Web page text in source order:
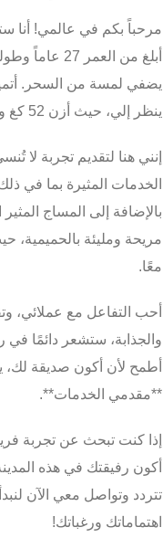
مرحباً بكم في عالمي! أنا
يضفي لمسة من السحر.
ينظر إلي، حيث أزن 52 كغ وصدري طبيعي بمقاس C.
إنني هنا لتقديم تجربة لا
الخدمات المثيرة
بالإضافة إلى المساج
مريحة ومليئة
معًا.
أحب التفاعل مع عملائي،
والجذابة، ستشعر دائمًا
أطمح لأن أكون صديقة لك،
**مقدمي الخدمات**.
إذا كنت تبحث عن تجربة
أكون رفيقتك في هذه
تتردد وتواصل معي الآن
اهتماماتك ورغباتك!